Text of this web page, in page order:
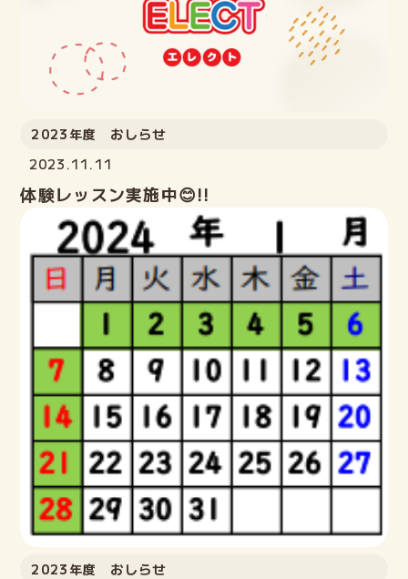
2023年度 おしらせ
2023.11.11
体験レッスン実施中😊!!
2023年度 おしらせ